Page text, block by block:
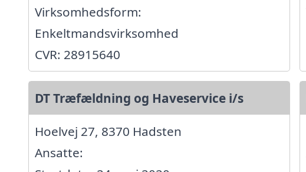
Virksomhedsform:
Enkeltmandsvirksomhed
CVR: 28915640
DT Træfældning og Haveservice i/s
Hoelvej 27, 8370 Hadsten
Ansatte: